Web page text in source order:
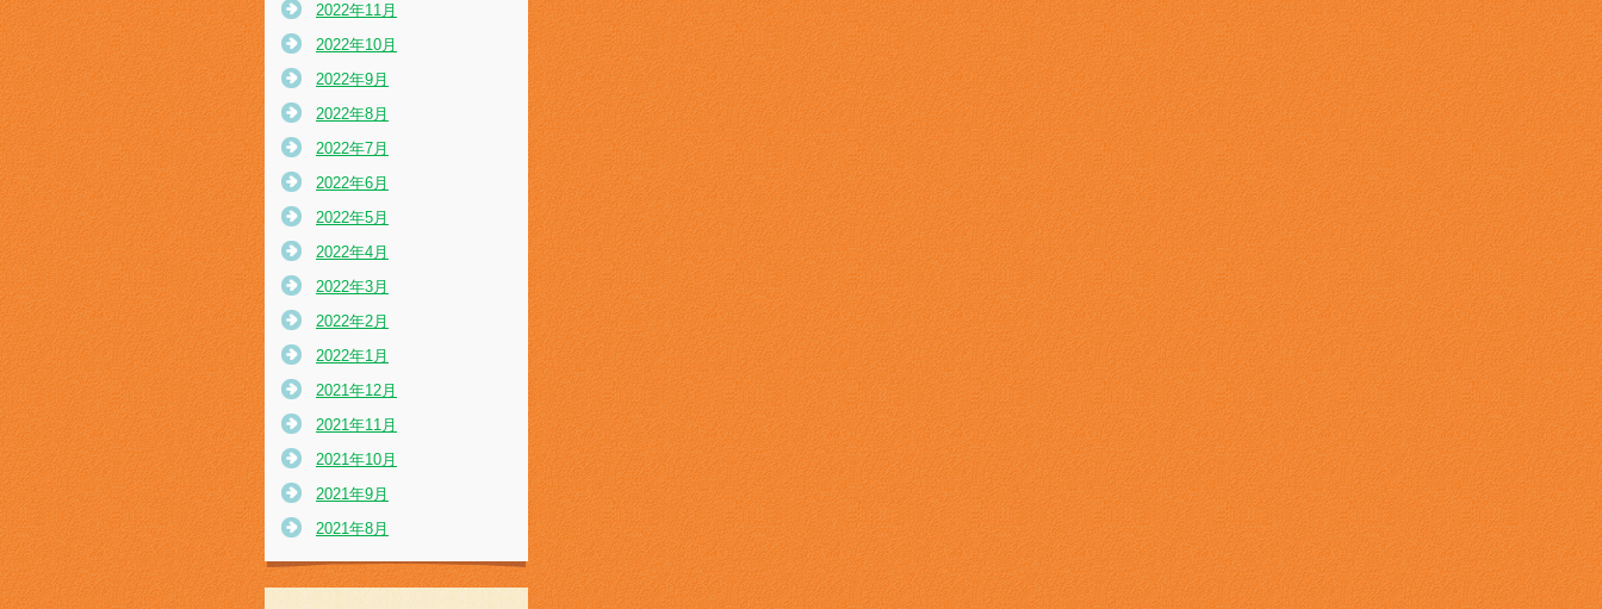
2022年11月
2022年10月
2022年9月
2022年8月
2022年7月
2022年6月
2022年5月
2022年4月
2022年3月
2022年2月
2022年1月
2021年12月
2021年11月
2021年10月
2021年9月
2021年8月